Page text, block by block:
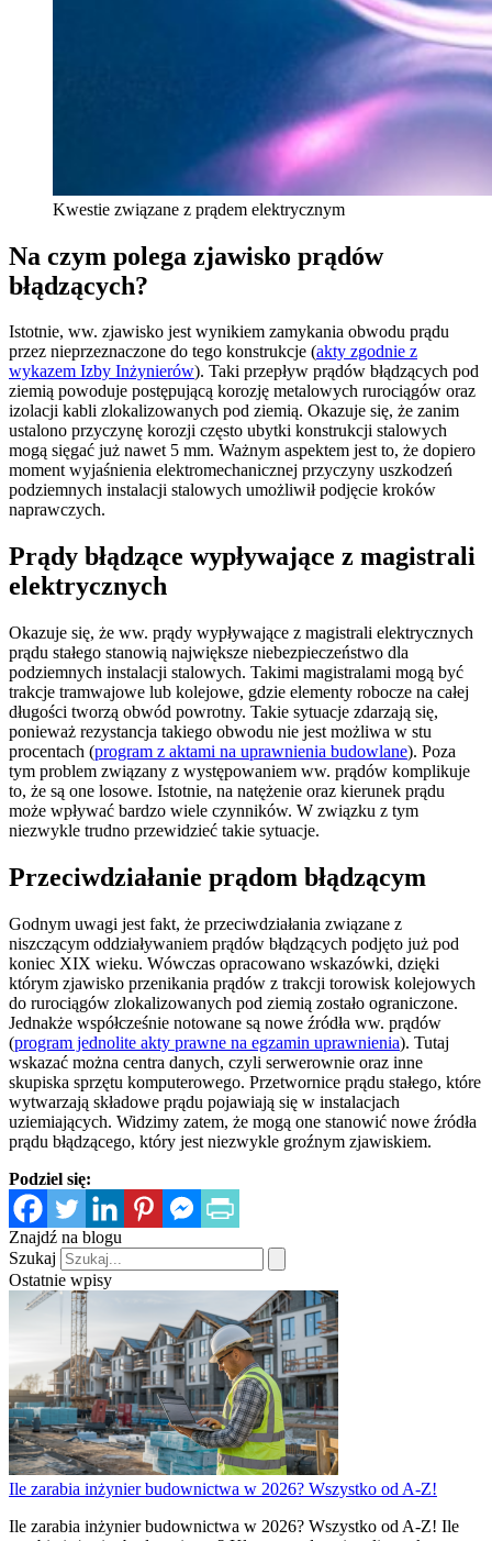
Kwestie związane z prądem elektrycznym
Na czym polega zjawisko prądów
błądzących?
Istotnie, ww. zjawisko jest wynikiem zamykania obwodu prądu
przez nieprzeznaczone do tego konstrukcje (akty zgodnie z
wykazem Izby Inżynierów). Taki przepływ prądów błądzących pod
ziemią powoduje postępującą korozję metalowych rurociągów oraz
izolacji kabli zlokalizowanych pod ziemią. Okazuje się, że zanim
ustalono przyczynę korozji często ubytki konstrukcji stalowych
mogą sięgać już nawet 5 mm. Ważnym aspektem jest to, że dopiero
moment wyjaśnienia elektromechanicznej przyczyny uszkodzeń
podziemnych instalacji stalowych umożliwił podjęcie kroków
naprawczych.
Prądy błądzące wypływające z magistrali
elektrycznych
Okazuje się, że ww. prądy wypływające z magistrali elektrycznych
prądu stałego stanowią największe niebezpieczeństwo dla
podziemnych instalacji stalowych. Takimi magistralami mogą być
trakcje tramwajowe lub kolejowe, gdzie elementy robocze na całej
długości tworzą obwód powrotny. Takie sytuacje zdarzają się,
ponieważ rezystancja takiego obwodu nie jest możliwa w stu
procentach (program z aktami na uprawnienia budowlane). Poza
tym problem związany z występowaniem ww. prądów komplikuje
to, że są one losowe. Istotnie, na natężenie oraz kierunek prądu
może wpływać bardzo wiele czynników. W związku z tym
niezwykle trudno przewidzieć takie sytuacje.
Przeciwdziałanie prądom błądzącym
Godnym uwagi jest fakt, że przeciwdziałania związane z
niszczącym oddziaływaniem prądów błądzących podjęto już pod
koniec XIX wieku. Wówczas opracowano wskazówki, dzięki
którym zjawisko przenikania prądów z trakcji torowisk kolejowych
do rurociągów zlokalizowanych pod ziemią zostało ograniczone.
Jednakże współcześnie notowane są nowe źródła ww. prądów
(program jednolite akty prawne na egzamin uprawnienia). Tutaj
wskazać można centra danych, czyli serwerownie oraz inne
skupiska sprzętu komputerowego. Przetwornice prądu stałego, które
wytwarzają składowe prądu pojawiają się w instalacjach
uziemiających. Widzimy zatem, że mogą one stanowić nowe źródła
prądu błądzącego, który jest niezwykle groźnym zjawiskiem.
Podziel się:
Znajdź na blogu
Szukaj
Ostatnie wpisy
Ile zarabia inżynier budownictwa w 2026? Wszystko od A-Z!
Ile zarabia inżynier budownictwa w 2026? Wszystko od A-Z! Ile